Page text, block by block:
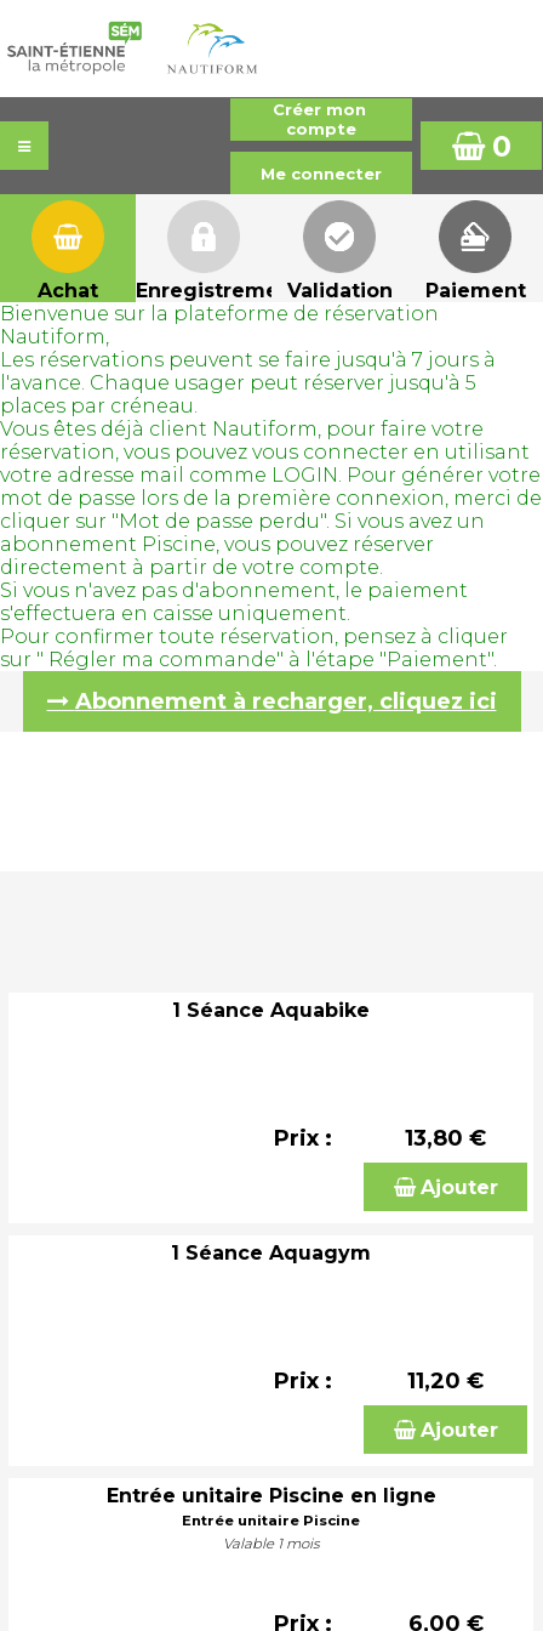
0
Achat EnregistrementValidation
Paiement
Bienvenue sur la plateforme de réservation
Nautiform,
Les réservations peuvent se faire jusqu'à 7 jours à
l'avance. Chaque usager peut réserver jusqu'à 5
places par créneau.
Vous êtes déjà client Nautiform, pour faire votre
réservation, vous pouvez vous connecter en utilisant
votre adresse mail comme LOGIN. Pour générer votre
mot de passe lors de la première connexion, merci de
cliquer sur "Mot de passe perdu". Si vous avez un
abonnement Piscine, vous pouvez réserver
directement à partir de votre compte.
Si vous n'avez pas d'abonnement, le paiement
s'effectuera en caisse uniquement.
Pour confirmer toute réservation, pensez à cliquer
sur " Régler ma commande" à l'étape "Paiement".
Abonnement à recharger, cliquez ici
1 Séance Aquabike
Prix : 13,80 €
Ajouter
1 Séance Aquagym
Prix : 11,20 €
Ajouter
Entrée unitaire Piscine en ligne
Entrée unitaire Piscine
Valable 1 mois
Prix : 6,00 €